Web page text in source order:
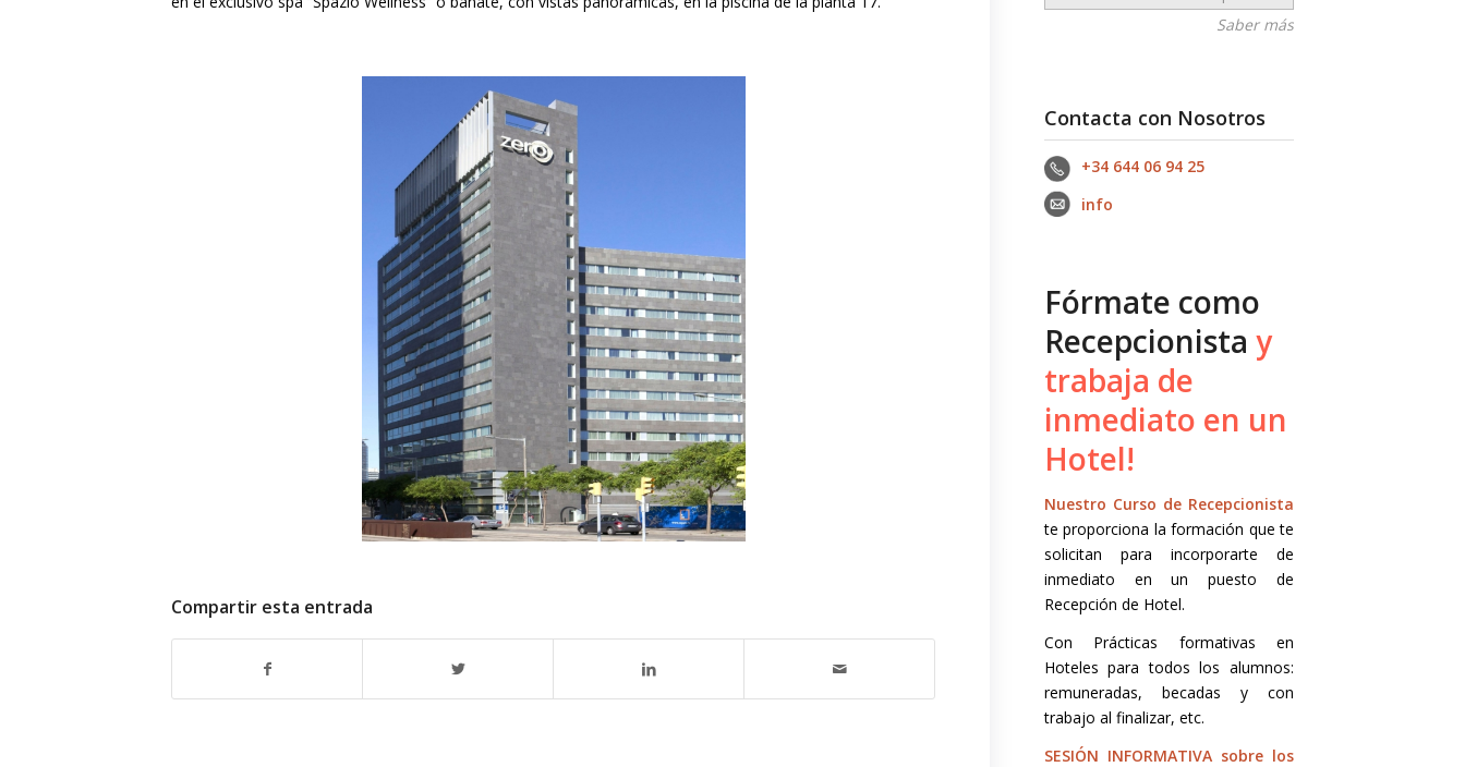
Compartir esta entrada
Saber más
Contacta con Nosotros
+34 644 06 94 25‬
info
Fórmate como
Recepcionista y
trabaja de
inmediato en un
Hotel!
Nuestro Curso de Recepcionista
te proporciona la formación que te
solicitan para incorporarte de
inmediato en un puesto de
Recepción de Hotel.
Con Prácticas formativas en
Hoteles para todos los alumnos:
remuneradas, becadas y con
trabajo al finalizar, etc.
SESIÓN INFORMATIVA sobre los